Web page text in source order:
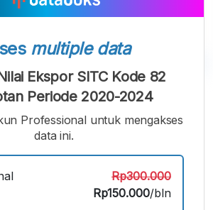
A
Font
Sedang
A
Font
Besar
multiple data
Ekspor SITC Kode 82
Periode 2020-2024
Professional untuk mengakses
data ini.
Rp300.000
Rp150.000/bln